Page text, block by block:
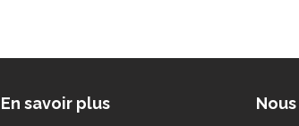
En savoir plus